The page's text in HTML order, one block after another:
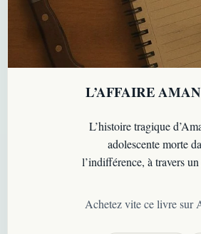
L’AFFAIRE
L’histoire tragique
adolescente morte
l’indifférence, à travers un
adultes et des
Achetez vite ce livre sur